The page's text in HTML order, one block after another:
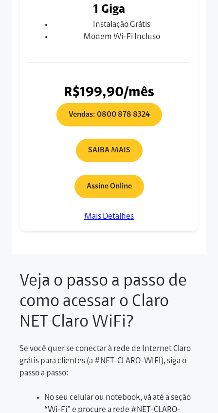
1 Giga
Instalação Grátis
Modem Wi-Fi Incluso
R$199,90/mês
Vendas: 0800 878 8324
SAIBA MAIS
Assine Online
Mais Detalhes
Veja o passo a passo de
como acessar o Claro
NET Claro WiFi?
Se você quer se conectar à rede de Internet Claro
grátis para clientes (a #NET-CLARO-WIFI), siga o
passo a passo:
No seu celular ou notebook, vá até a seção
“Wi-Fi” e procure a rede #NET-CLARO-